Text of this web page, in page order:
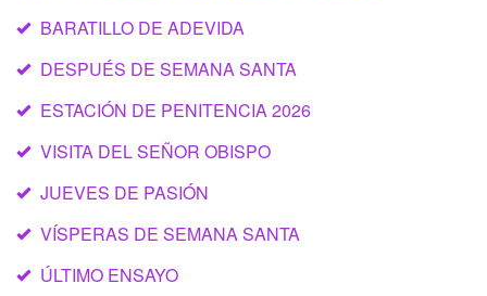
BARATILLO DE ADEVIDA
DESPUÉS DE SEMANA SANTA
ESTACIÓN DE PENITENCIA 2026
VISITA DEL SEÑOR OBISPO
JUEVES DE PASIÓN
VÍSPERAS DE SEMANA SANTA
ÚLTIMO ENSAYO